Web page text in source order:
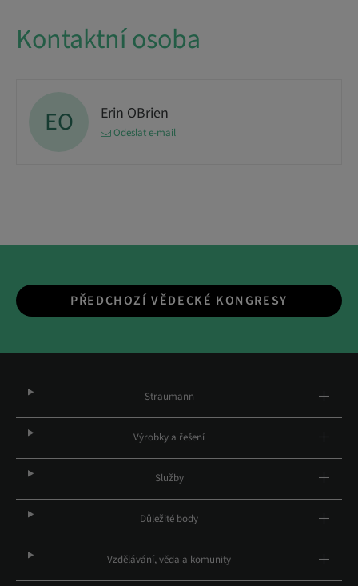
Kontaktní osoba
EO Erin OBrien
Odeslat e-mail
PŘEDCHOZÍ VĚDECKÉ KONGRESY
Straumann
Výrobky a řešení
Služby
Důležité body
Vzdělávání, věda a komunity